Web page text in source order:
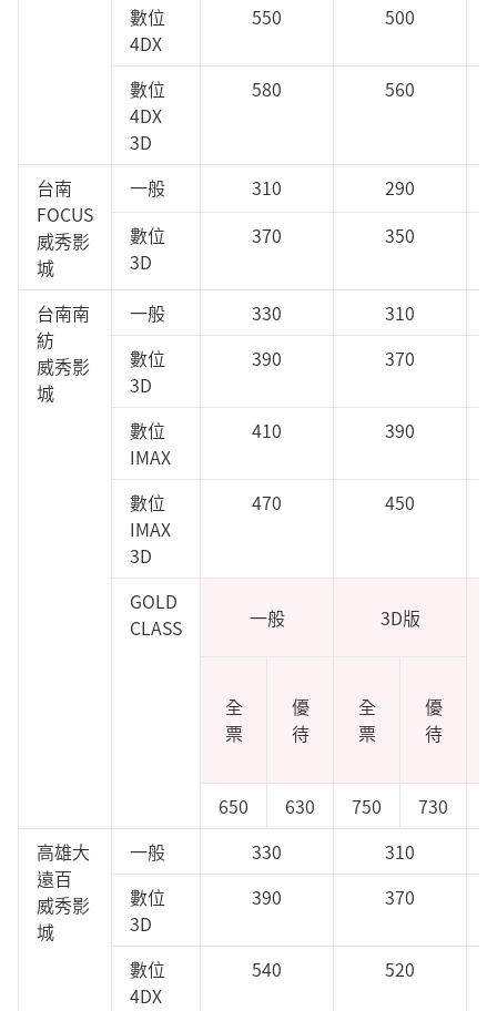
數位
4DX
550 500
數位
4DX
3D
580 560
台南
FOCUS
威秀影
城
一般 310 290
數位
3D
370 350
台南南
紡
威秀影
城
一般 330 310
數位
3D
390 370
數位
IMAX
410 390
數位
IMAX
3D
470 450
GOLD
CLASS
一般
3D版
全
票
優
待
全
票
優
待
650 630 750 730
高雄大
遠百
威秀影
城
一般 330 310
數位
3D
390 370
數位
4DX
540 520